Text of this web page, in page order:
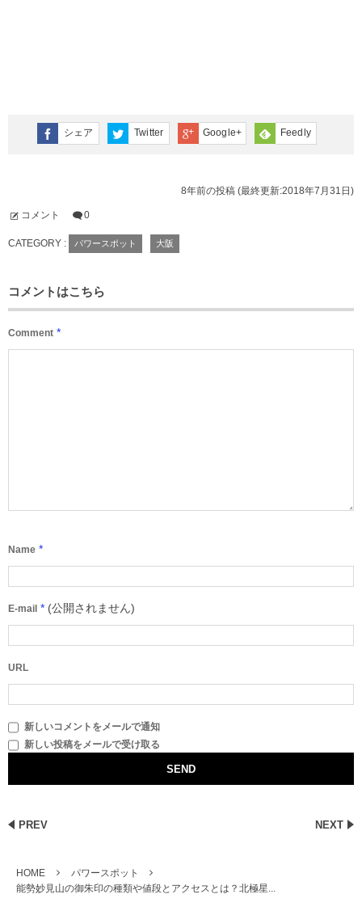
シェア Twitter Google+ Feedly
8年前の投稿 (最終更新:2018年7月31日)
コメント 0
CATEGORY : パワースポット 大阪
コメントはこちら
Comment *
Name *
E-mail * (公開されません)
URL
新しいコメントをメールで通知
新しい投稿をメールで受け取る
PREV NEXT
HOME
パワースポット
能勢妙見山の御朱印の種類や値段とアクセスとは？北極星...